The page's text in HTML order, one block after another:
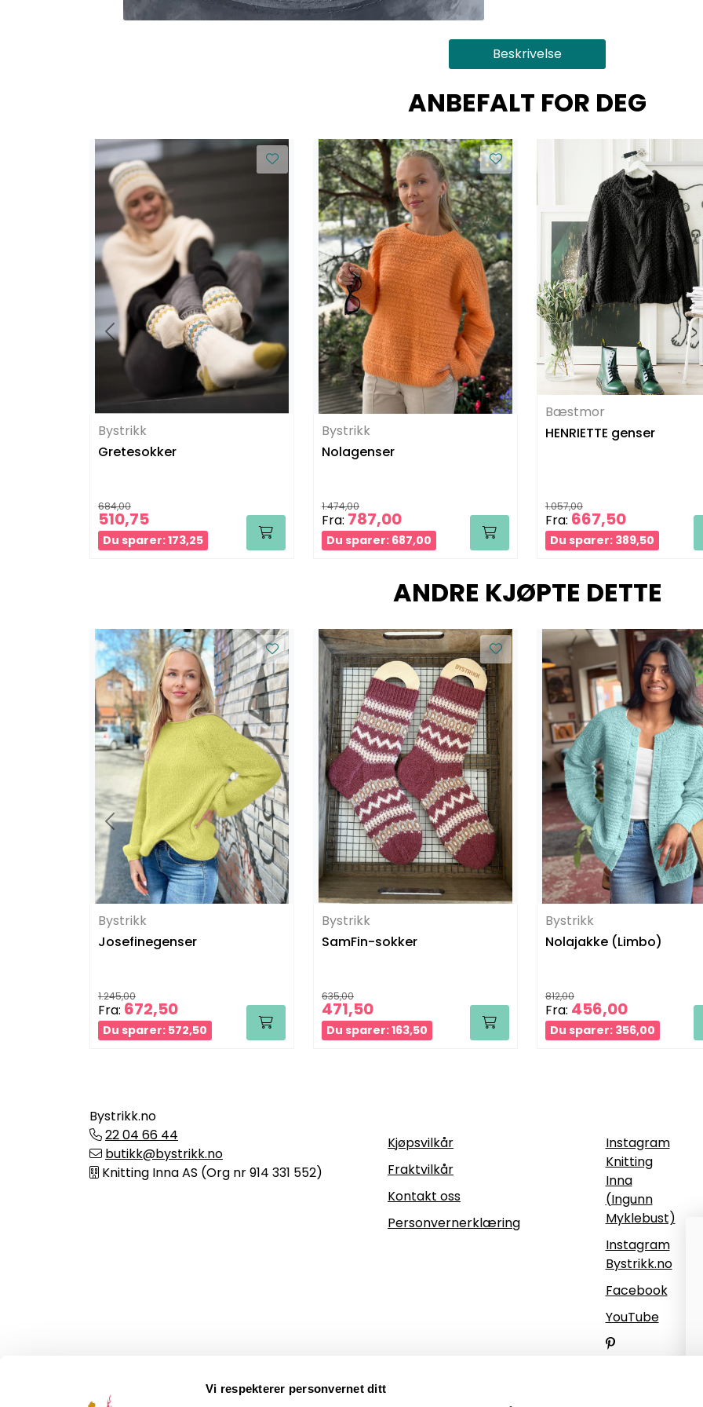
Vi respekterer personvernet ditt
Beskrivelse
ANBEFALT FOR DEG
Bystrikk
Gretesokker
684,00
510,75
Du sparer: 173,25
Bystrikk
Nolagenser
1.474,00
Fra: 787,00
Du sparer: 687,00
Bæstmor
HENRIETTE genser
1.057,00
Fra: 667,50
Du sparer: 389,50
ANDRE KJØPTE DETTE
Bystrikk
Josefinegenser
1.245,00
Fra: 672,50
Du sparer: 572,50
Bystrikk
SamFin-sokker
635,00
471,50
Du sparer: 163,50
Bystrikk
Nolajakke (Limbo)
812,00
Fra: 456,00
Du sparer: 356,00
Bystrikk.no
22 04 66 44
butikk@bystrikk.no
Knitting Inna AS (Org nr 914 331 552)
Kjøpsvilkår
Fraktvilkår
Kontakt oss
Personvernerklæring
Instagram
Knitting
Inna
(Ingunn
Myklebust)
Instagram
Bystrikk.no
Facebook
YouTube